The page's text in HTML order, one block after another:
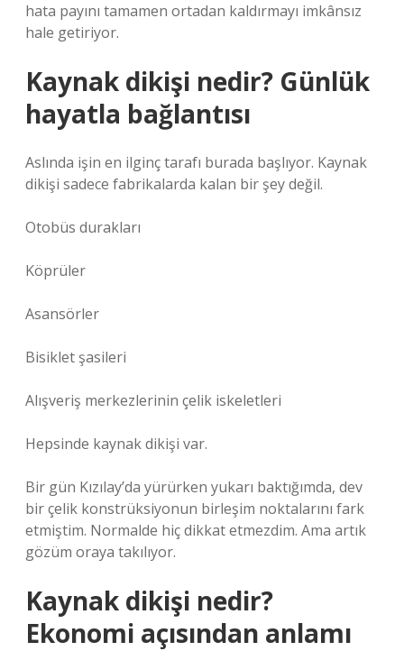
hata payını tamamen ortadan kaldırmayı imkânsız
hale getiriyor.
Kaynak dikişi nedir? Günlük
hayatla bağlantısı
Aslında işin en ilginç tarafı burada başlıyor. Kaynak
dikişi sadece fabrikalarda kalan bir şey değil.
Otobüs durakları
Köprüler
Asansörler
Bisiklet şasileri
Alışveriş merkezlerinin çelik iskeletleri
Hepsinde kaynak dikişi var.
Bir gün Kızılay’da yürürken yukarı baktığımda, dev
bir çelik konstrüksiyonun birleşim noktalarını fark
etmiştim. Normalde hiç dikkat etmezdim. Ama artık
gözüm oraya takılıyor.
Kaynak dikişi nedir?
Ekonomi açısından anlamı